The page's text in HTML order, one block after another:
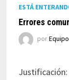
ESTÁ
Errores
por
Justificación: